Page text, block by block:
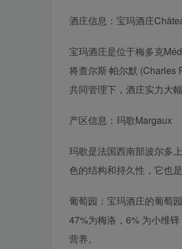
酒庄信息：宝玛酒庄
宝玛酒庄是位于梅多克
将查尔斯·帕尔默
共同管理下，酒庄实力大幅
产区信息：玛歌Margaux
玛歌是法国西南部波尔多
色的结构和持久性，它也
葡萄园：宝玛酒庄的葡萄
47%为梅洛，6% 为小维
营养。